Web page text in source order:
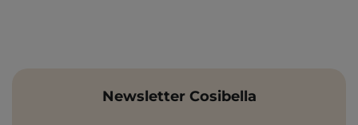
Newsletter Cosibella